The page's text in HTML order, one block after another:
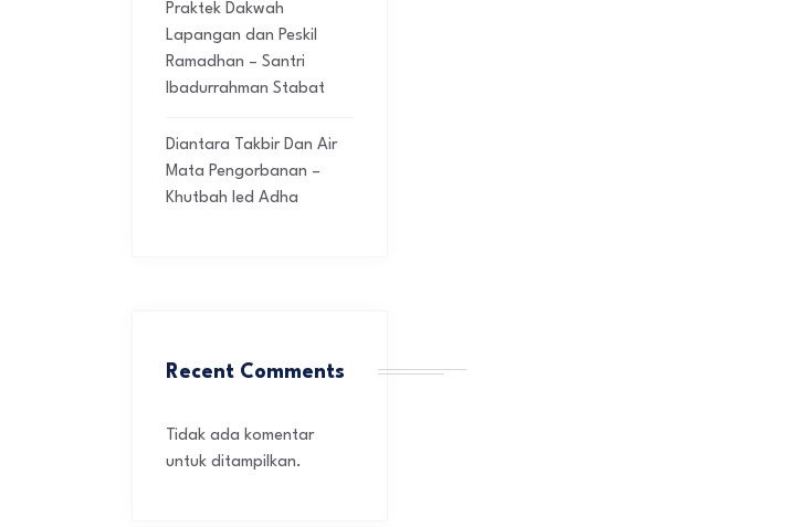
Praktek Dakwah
Lapangan dan Peskil
Ramadhan – Santri
Ibadurrahman Stabat
Diantara Takbir Dan Air
Mata Pengorbanan –
Khutbah Ied Adha
Recent Comments
Tidak ada komentar
untuk ditampilkan.